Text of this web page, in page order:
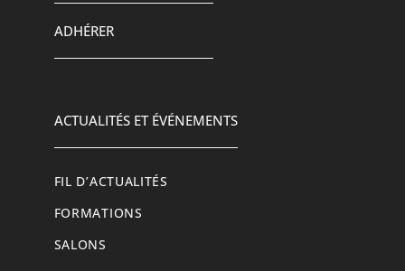
ADHÉRER
ACTUALITÉS ET ÉVÉNEMENTS
FIL D’ACTUALITÉS
FORMATIONS
SALONS